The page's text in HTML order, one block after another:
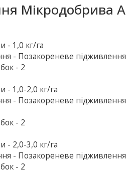
Мікродобрива
- 1,0 кг/га
- Позакореневе підживлення
- 2
- 1,0-2,0 кг/га
- Позакореневе
- 2
- 2,0-3,0 кг/га
- Позакореневе підживлення
- 2